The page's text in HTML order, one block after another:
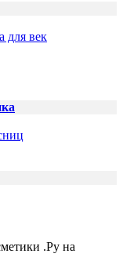
для век